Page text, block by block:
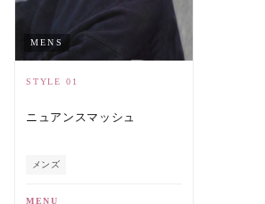
MENS
STYLE 01
ニュアンスマッシュ
メンズ
MENU